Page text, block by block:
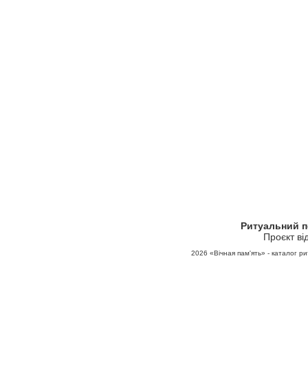
Ритуальний
Проєкт
2026 «Вічная пам'ять» - каталог